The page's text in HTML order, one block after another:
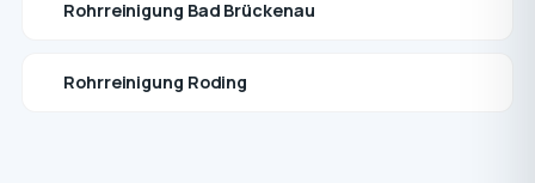
Rohrreinigung Bad Brückenau
Rohrreinigung Roding